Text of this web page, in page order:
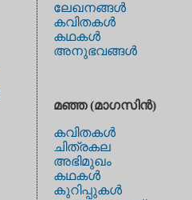
ലേഖനങ്ങള്‍
കവിതകള്‍
കഥകള്‍
അനുഭവങ്ങള്‍
മഞ്ഞ (മാഗസിന്‍)
കവിതകള്‍
ചിത്രകല
അഭിമുഖം
കഥകള്‍
കുറിപ്പുകള്‍